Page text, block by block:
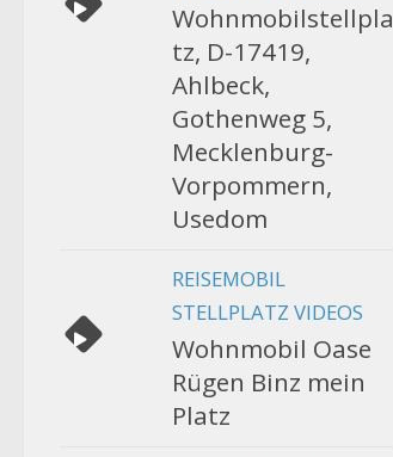
Wohnmobilstellpla
tz, D-17419,
Ahlbeck,
Gothenweg 5,
Mecklenburg-
Vorpommern,
Usedom
REISEMOBIL
STELLPLATZ VIDEOS
Wohnmobil Oase
Rügen Binz mein
Platz